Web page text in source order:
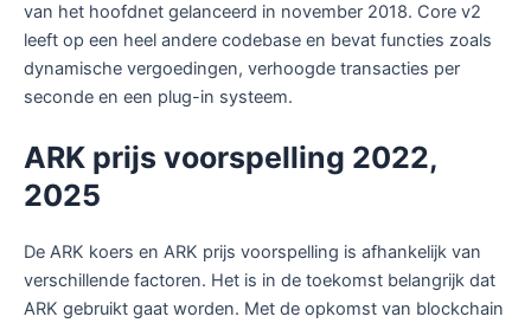
van het hoofdnet gelanceerd in november 2018. Core v2
leeft op een heel andere codebase en bevat functies zoals
dynamische vergoedingen, verhoogde transacties per
seconde en een plug-in systeem.
ARK prijs voorspelling 2022,
2025
De ARK koers en ARK prijs voorspelling is afhankelijk van
verschillende factoren. Het is in de toekomst belangrijk dat
ARK gebruikt gaat worden. Met de opkomst van blockchain